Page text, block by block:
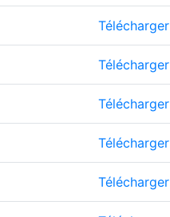
Télécharger
Télécharger
Télécharger
Télécharger
Télécharger